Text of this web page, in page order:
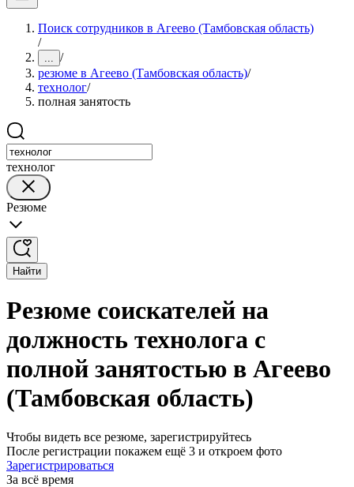
Поиск сотрудников в Агеево (Тамбовская область)
/
... /
резюме в Агеево (Тамбовская область)/
технолог/
полная занятость
технолог
Резюме
Найти
Резюме соискателей на
должность технолога с
полной занятостью в Агеево
(Тамбовская область)
Чтобы видеть все резюме, зарегистрируйтесь
После регистрации покажем ещё 3 и откроем фото
Зарегистрироваться
За всё время